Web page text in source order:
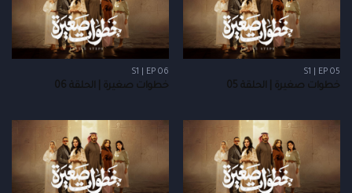
S1 | EP 05
خطوات صغيرة | الحلقة 05
S1 | EP 06
خطوات صغيرة | الحلقة 06